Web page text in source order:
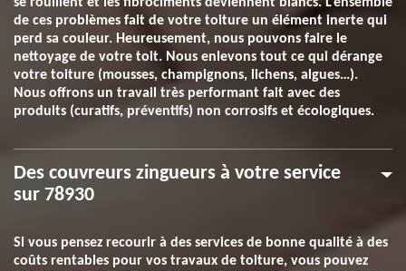
de ces problèmes fait de votre toiture un élément inerte qui
perd sa couleur. Heureusement, nous pouvons faire le
nettoyage de votre toit. Nous enlevons tout ce qui dérange
votre toiture (mousses, champignons, lichens, algues…).
Nous offrons un travail très performant fait avec des
produits (curatifs, préventifs) non corrosifs et écologiques.
Des couvreurs zingueurs à votre service
sur 78930
Si vous pensez recourir à des services de bonne qualité à des
coûts rentables pour vos travaux de toiture, vous pouvez